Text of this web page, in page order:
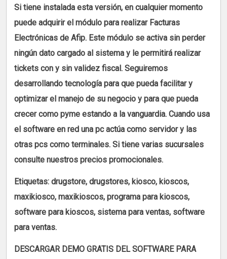
Si tiene instalada esta versión, en cualquier momento
puede adquirir el módulo para realizar Facturas
Electrónicas de Afip. Este módulo se activa sin perder
ningún dato cargado al sistema y le permitirá realizar
tickets con y sin validez fiscal. Seguiremos
desarrollando tecnología para que pueda facilitar y
optimizar el manejo de su negocio y para que pueda
crecer como pyme estando a la vanguardia. Cuando usa
el software en red una pc actúa como servidor y las
otras pcs como terminales. Si tiene varias sucursales
consulte nuestros precios promocionales.
Etiquetas: drugstore, drugstores, kiosco, kioscos,
maxikiosco, maxikioscos, programa para kioscos,
software para kioscos, sistema para ventas, software
para ventas.
DESCARGAR DEMO GRATIS DEL SOFTWARE PARA